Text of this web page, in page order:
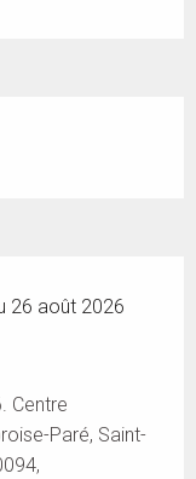
26 août 2026
Centre
Paré, Saint-